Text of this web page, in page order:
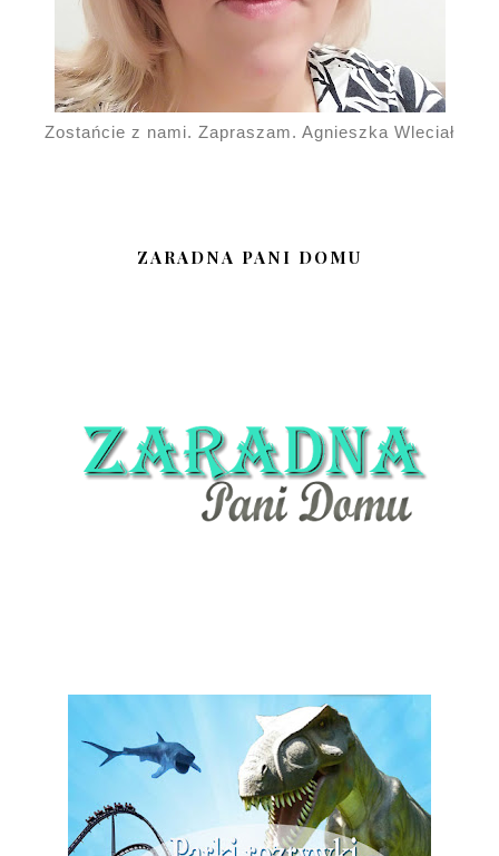
Zostańcie z nami. Zapraszam. Agnieszka Wleciał
ZARADNA PANI DOMU